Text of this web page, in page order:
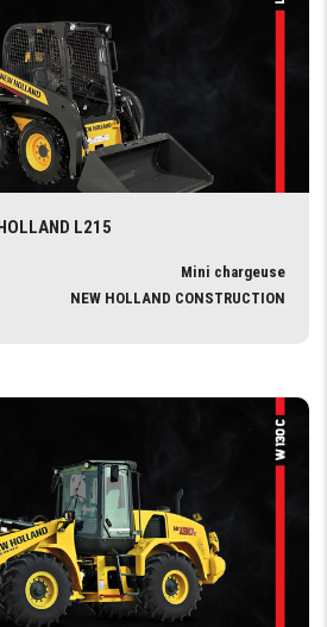
L215
Mini chargeuse
NEW HOLLAND CONSTRUCTION